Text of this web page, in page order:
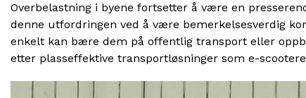
Overbelastning i byene fortsetter å være en
denne utfordringen ved å være bemerkelsesverdig
enkelt kan bære dem på offentlig transport eller
etter plasseffektive transportløsninger som e-